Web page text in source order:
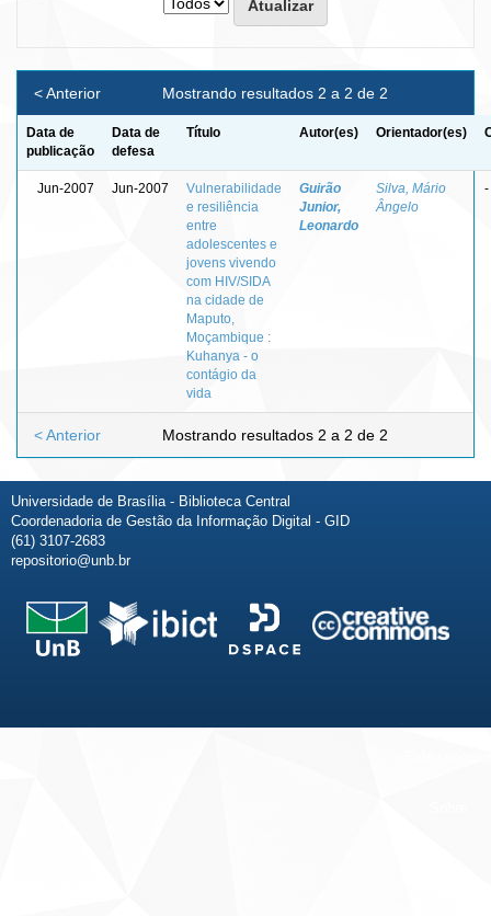
Mostrando resultados 2 a 2 de 2
< Anterior
Data de
publicação
Data de
defesa
Título Autor(es) Orientador(es)
Jun-2007 Jun-2007
Vulnerabilidade
e resiliência
entre
adolescentes e
jovens vivendo
com HIV/SIDA
na cidade de
Maputo,
Moçambique :
Kuhanya - o
contágio da
vida
Guirão
Junior,
Leonardo
Silva, Mário
Ângelo
-
Mostrando resultados 2 a 2 de 2
< Anterior
Universidade de Brasília - Biblioteca Central
Coordenadoria de Gestão da Informação Digital - GID
(61) 3107-2683
repositorio@unb.br